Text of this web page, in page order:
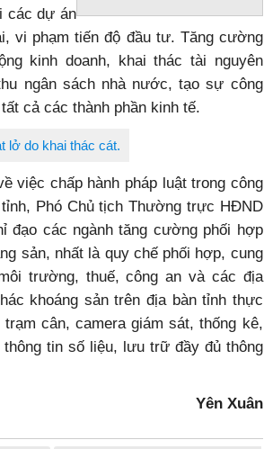
các dự án
vi phạm tiến độ đầu tư. Tăng cường
kinh doanh, khai thác tài nguyên
ngân sách nhà nước, tạo sự công
cả các thành phần kinh tế.
lở do khai thác cát.
việc chấp hành pháp luật trong công
Phó Chủ tịch Thường trực HĐND
đạo các ngành tăng cường phối hợp
sản, nhất là quy chế phối hợp, cung
trường, thuế, công an và các địa
khoáng sản trên địa bàn tỉnh thực
cân, camera giám sát, thống kê,
tin số liệu, lưu trữ đầy đủ thông
Yên Xuân